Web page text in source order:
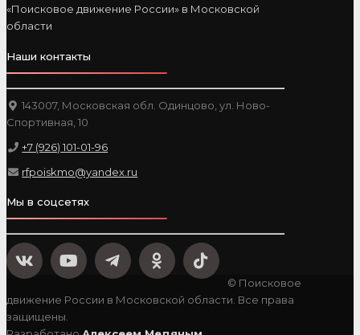
«Поисковое движение России» в Московской
области
Наши контакты
143007, Московская обл. Одинцово, ул. Ново-
Спортивная, 10
+7 (926) 101-01-96
rfpoiskmo@yandex.ru
Мы в соцсетях
© Поисковое
движение России в Московской области. Все права
защищены.